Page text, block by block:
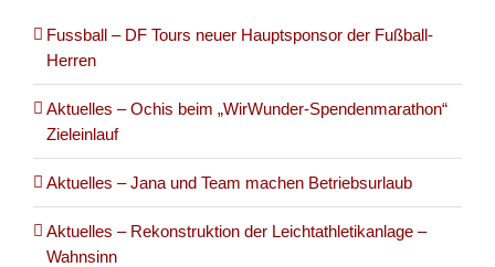
Fussball – DF Tours neuer Hauptsponsor der Fußball-
Herren
Aktuelles – Ochis beim „WirWunder-Spendenmarathon“
Zieleinlauf
Aktuelles – Jana und Team machen Betriebsurlaub
Aktuelles – Rekonstruktion der Leichtathletikanlage –
Wahnsinn